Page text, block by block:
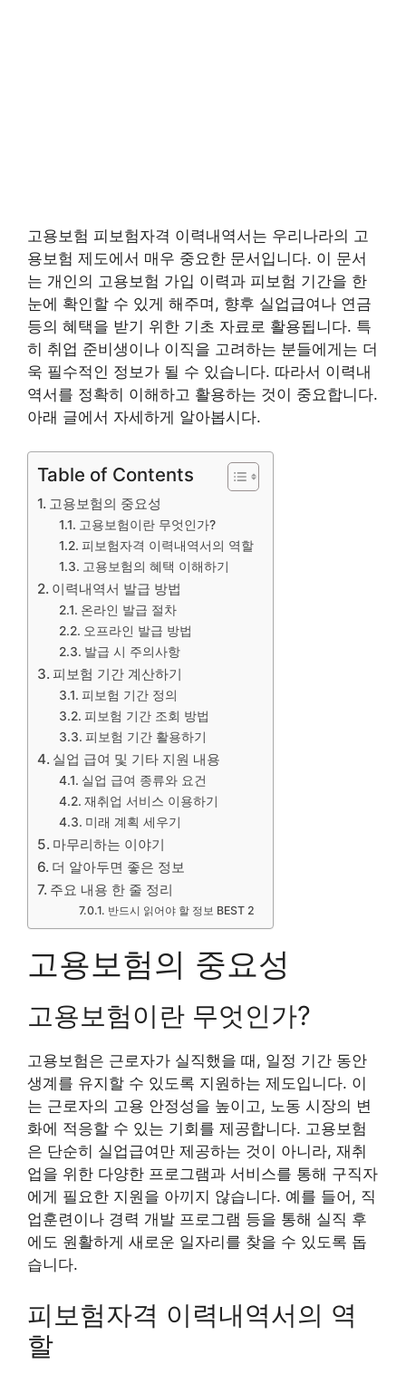
고용보험 피보험자격 이력내역서는 우리나라의 고
용보험 제도에서 매우 중요한 문서입니다. 이 문서
는 개인의 고용보험 가입 이력과 피보험 기간을 한
눈에 확인할 수 있게 해주며, 향후 실업급여나 연금
등의 혜택을 받기 위한 기초 자료로 활용됩니다. 특
히 취업 준비생이나 이직을 고려하는 분들에게는 더
욱 필수적인 정보가 될 수 있습니다. 따라서 이력내
역서를 정확히 이해하고 활용하는 것이 중요합니다.
아래 글에서 자세하게 알아봅시다.
Table of Contents
고용보험의 중요성
고용보험이란 무엇인가?
피보험자격 이력내역서의 역할
고용보험의 혜택 이해하기
이력내역서 발급 방법
온라인 발급 절차
오프라인 발급 방법
발급 시 주의사항
피보험 기간 계산하기
피보험 기간 정의
피보험 기간 조회 방법
피보험 기간 활용하기
실업 급여 및 기타 지원 내용
실업 급여 종류와 요건
재취업 서비스 이용하기
미래 계획 세우기
마무리하는 이야기
더 알아두면 좋은 정보
주요 내용 한 줄 정리
반드시 읽어야 할 정보 BEST 2
고용보험의 중요성
고용보험이란 무엇인가?
고용보험은 근로자가 실직했을 때, 일정 기간 동안
생계를 유지할 수 있도록 지원하는 제도입니다. 이
는 근로자의 고용 안정성을 높이고, 노동 시장의 변
화에 적응할 수 있는 기회를 제공합니다. 고용보험
은 단순히 실업급여만 제공하는 것이 아니라, 재취
업을 위한 다양한 프로그램과 서비스를 통해 구직자
에게 필요한 지원을 아끼지 않습니다. 예를 들어, 직
업훈련이나 경력 개발 프로그램 등을 통해 실직 후
에도 원활하게 새로운 일자리를 찾을 수 있도록 돕
습니다.
피보험자격 이력내역서의 역
할